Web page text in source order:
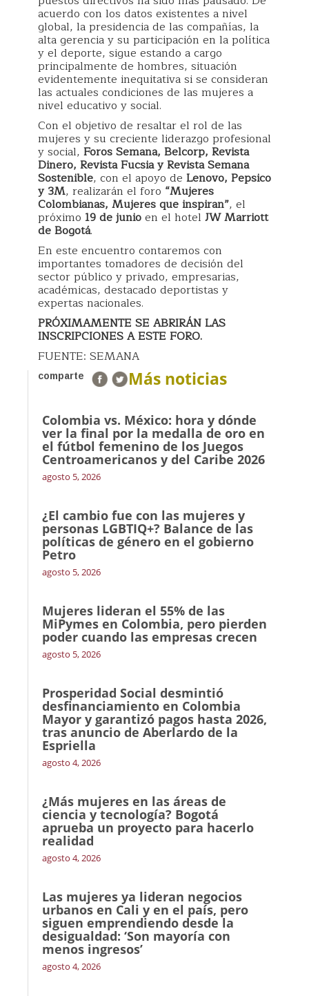
acuerdo con los datos existentes a nivel
global, la presidencia de las compañías, la
alta gerencia y su participación en la política
y el deporte, sigue estando a cargo
principalmente de hombres, situación
evidentemente inequitativa si se consideran
las actuales condiciones de las mujeres a
nivel educativo y social.
Con el objetivo de resaltar el rol de las
mujeres y su creciente liderazgo profesional
y social, Foros Semana, Belcorp, Revista
Dinero, Revista Fucsia y Revista Semana
Sostenible, con el apoyo de Lenovo, Pepsico
y 3M, realizarán el foro “Mujeres
Colombianas, Mujeres que inspiran”, el
próximo 19 de junioen el hotel JW Marriott
de Bogotá.
En este encuentro contaremos con
importantes tomadores de decisión del
sector público y privado, empresarias,
académicas, destacado deportistas y
expertas nacionales.
PRÓXIMAMENTE SE ABRIRÁN LAS
INSCRIPCIONES A ESTE FORO.
FUENTE: SEMANA
comparte Más noticias
Colombia vs. México: hora y dónde
ver la final por la medalla de oro en
el fútbol femenino de los Juegos
Centroamericanos y del Caribe 2026
agosto 5, 2026
¿El cambio fue con las mujeres y
personas LGBTIQ+? Balance de las
políticas de género en el gobierno
Petro
agosto 5, 2026
Mujeres lideran el 55% de las
MiPymes en Colombia, pero pierden
poder cuando las empresas crecen
agosto 5, 2026
Prosperidad Social desmintió
desfinanciamiento en Colombia
Mayor y garantizó pagos hasta 2026,
tras anuncio de Aberlardo de la
Espriella
agosto 4, 2026
¿Más mujeres en las áreas de
ciencia y tecnología? Bogotá
aprueba un proyecto para hacerlo
realidad
agosto 4, 2026
Las mujeres ya lideran negocios
urbanos en Cali y en el país, pero
siguen emprendiendo desde la
desigualdad: ‘Son mayoría con
menos ingresos’
agosto 4, 2026